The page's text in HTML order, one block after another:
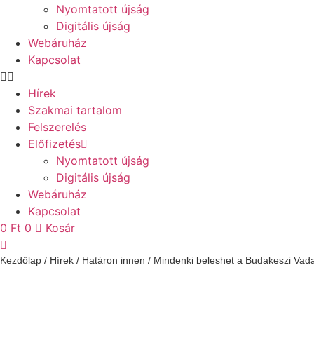
Nyomtatott újság
Digitális újság
Webáruház
Kapcsolat
Hírek
Szakmai tartalom
Felszerelés
Előfizetés
Nyomtatott újság
Digitális újság
Webáruház
Kapcsolat
0 Ft 0 Kosár
Kezdőlap / Hírek / Határon innen / Mindenki beleshet a Budakeszi